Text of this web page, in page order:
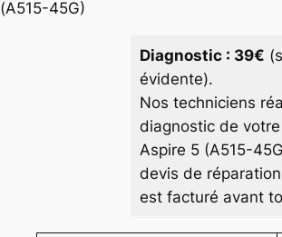
(A515-45G)
Diagnostic : 39€
évidente).
Nos techniciens
diagnostic de
Aspire 5 (A515-
devis de
est facturé avant